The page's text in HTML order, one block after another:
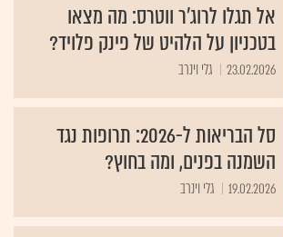
אל תגלו לרוג'ר ווטרס: מה מצאו
בטכניון על הלהיט של פינק פלויד?
23.02.2026 גלי וינרב
סל הבריאות ל-2026: תרופות נגד
השמנה בפנים, ומה בחוץ?
19.02.2026 גלי וינרב